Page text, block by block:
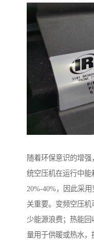
随着环保意识的增
统空压机在运行中
20%-40%，因此采
关重要。变频空压
少能源浪费；热能
量用于供暖或热水，